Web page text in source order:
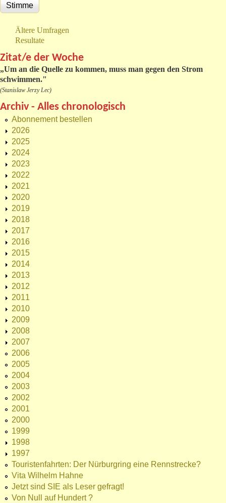
Ältere Umfragen
Resultate
Zitat/e der Woche
„Um an die Quelle zu kommen, muss man gegen den Strom
schwimmen."
(Stanislaw Jerzy Lec)
Archiv - Alles chronologisch
Abonnement bestellen
2026
2025
2024
2023
2022
2021
2020
2019
2018
2017
2016
2015
2014
2013
2012
2011
2010
2009
2008
2007
2006
2005
2004
2003
2002
2001
2000
1999
1998
1997
Touristenfahrten: Der Nürburgring eine Rennstrecke?
Vita Wilhelm Hahne
Jetzt sind SIE als Leser gefragt!
Von Null auf Hundert ?